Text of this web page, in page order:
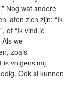
Nog wat andere
laten zien zijn: “Ik
of “Ik vind je
Als we
zoals
is volgens mij
Ook al kunnen